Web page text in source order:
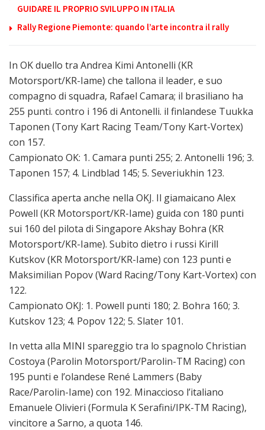
GUIDARE IL PROPRIO SVILUPPO IN ITALIA
Rally Regione Piemonte: quando l’arte incontra il rally
In OK duello tra Andrea Kimi Antonelli (KR
Motorsport/KR-Iame) che tallona il leader, e suo
compagno di squadra, Rafael Camara; il brasiliano ha
255 punti. contro i 196 di Antonelli. il finlandese Tuukka
Taponen (Tony Kart Racing Team/Tony Kart-Vortex)
con 157.
Campionato OK: 1. Camara punti 255; 2. Antonelli 196; 3.
Taponen 157; 4. Lindblad 145; 5. Severiukhin 123.
Classifica aperta anche nella OKJ. Il giamaicano Alex
Powell (KR Motorsport/KR-Iame) guida con 180 punti
sui 160 del pilota di Singapore Akshay Bohra (KR
Motorsport/KR-Iame). Subito dietro i russi Kirill
Kutskov (KR Motorsport/KR-Iame) con 123 punti e
Maksimilian Popov (Ward Racing/Tony Kart-Vortex) con
122.
Campionato OKJ: 1. Powell punti 180; 2. Bohra 160; 3.
Kutskov 123; 4. Popov 122; 5. Slater 101.
In vetta alla MINI spareggio tra lo spagnolo Christian
Costoya (Parolin Motorsport/Parolin-TM Racing) con
195 punti e l’olandese René Lammers (Baby
Race/Parolin-Iame) con 192. Minaccioso l’italiano
Emanuele Olivieri (Formula K Serafini/IPK-TM Racing),
vincitore a Sarno, a quota 146.